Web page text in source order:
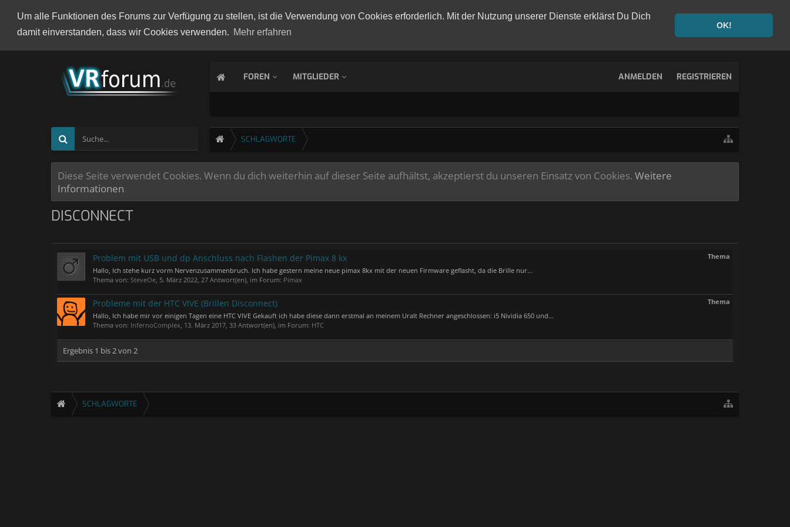
Um alle Funktionen des Forums zur Verfügung zu stellen, ist die Verwendung von Cookies erforderlich. Mit der Nutzung unserer Dienste erklärst Du Dich
damit einverstanden, dass wir Cookies verwenden. Mehr erfahren
OK!
FOREN MITGLIEDER ANMELDEN REGISTRIEREN
SCHLAGWORTE
Diese Seite verwendet Cookies. Wenn du dich weiterhin auf dieser Seite aufhältst, akzeptierst du unseren Einsatz von Cookies. Weitere
Informationen
DISCONNECT
Thema
Problem mit USB und dp Anschluss nach Flashen der Pimax 8 kx
Hallo, Ich stehe kurz vorm Nervenzusammenbruch. Ich habe gestern meine neue pimax 8kx mit der neuen Firmware geflasht, da die Brille nur...
Thema von: SteveOe, 5. März 2022, 27 Antwort(en), im Forum: Pimax
Thema
Probleme mit der HTC VIVE (Brillen Disconnect)
Hallo, Ich habe mir vor einigen Tagen eine HTC VIVE Gekauft ich habe diese dann erstmal an meinem Uralt Rechner angeschlossen: i5 Nividia 650 und...
Thema von: InfernoComplex, 13. März 2017, 33 Antwort(en), im Forum: HTC
Ergebnis 1 bis 2 von 2
SCHLAGWORTE